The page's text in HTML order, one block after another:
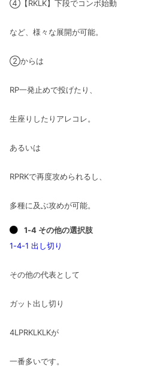
④【RKLK】下段でコンボ始動
など、様々な展開が可能。
②からは
RP一発止めで投げたり、
生座りしたりアレコレ。
あるいは
RPRKで再度攻められるし、
多種に及ぶ攻めが可能。
1-4 その他の選択肢
1-4-1 出し切り
その他の代表として
ガット出し切り
4LPRKLKLKが
一番多いです。